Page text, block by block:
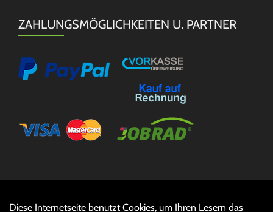
ZAHLUNGSMÖGLICHKEITEN U. PARTNER
Diese Internetseite benutzt Cookies, um Ihren Lesern das